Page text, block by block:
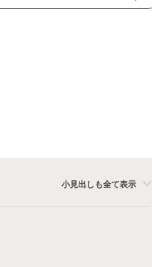
小見出しも全て表示